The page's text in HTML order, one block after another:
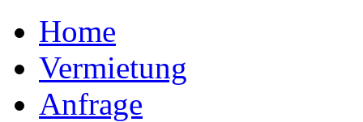
Home
Vermietung
Anfrage